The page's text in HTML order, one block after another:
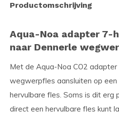
Productomschrijving
Aqua-Noa adapter 7-
naar Dennerle
Met de Aqua-Noa CO2 adapter
wegwerpfles aansluiten op een
hervulbare fles. Soms is dit erg
direct een hervulbare fles kunt